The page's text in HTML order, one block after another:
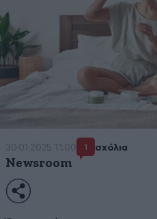
30·01·2025 11:00 1 σχόλια
Newsroom